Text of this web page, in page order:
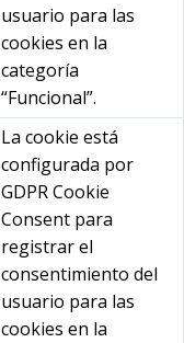
usuario para las
cookies en la
categoría
“Funcional”.
La cookie está
configurada por
GDPR Cookie
Consent para
registrar el
consentimiento del
usuario para las
cookies en la